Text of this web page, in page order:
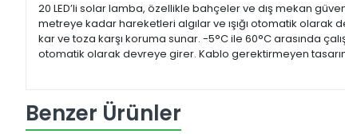
20 LED’li solar lamba, özellikle bahçeler ve dış mekan
metreye kadar hareketleri algılar ve ışığı otomatik olarak
kar ve toza karşı koruma sunar. -5°C ile 60°C arasında
otomatik olarak devreye girer. Kablo gerektirmeyen
Benzer Ürünler